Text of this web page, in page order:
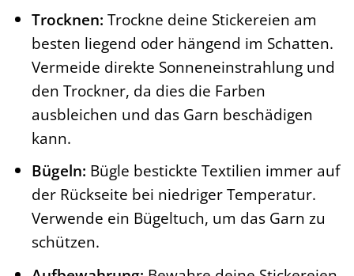
Trocknen: Trockne deine Stickereien am
besten liegend oder hängend im Schatten.
Vermeide direkte Sonneneinstrahlung und
den Trockner, da dies die Farben
ausbleichen und das Garn beschädigen
kann.
Bügeln: Bügle bestickte Textilien immer auf
der Rückseite bei niedriger Temperatur.
Verwende ein Bügeltuch, um das Garn zu
schützen.